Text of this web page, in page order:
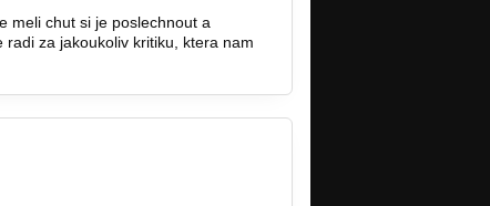
meli chut si je poslechnout a
za jakoukoliv kritiku, ktera nam